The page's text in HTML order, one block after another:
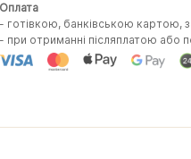
Оплата
- готівкою, банківською картою,
- при отриманні післяплатою або